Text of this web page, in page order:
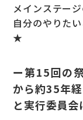
メインステージ
自分のやりた
★
ー第15回の
から約35年
と実行委員